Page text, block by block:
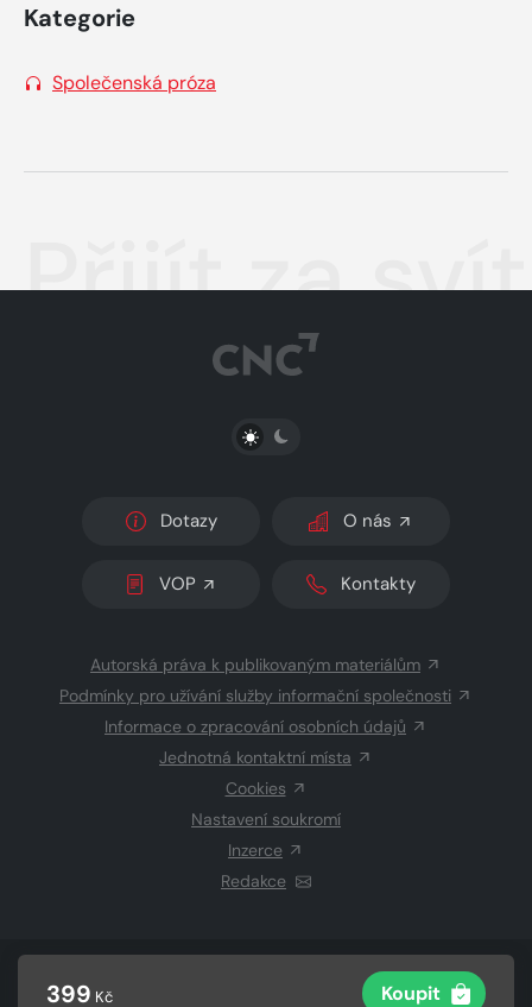
399 Kč Koupit
Kategorie
Společenská próza
Přijít za
PŘEPNOUT SVĚTLÝ/TMAVÝ REŽIM
Dotazy O nás
VOP Kontakty
Autorská práva k publikovaným materiálům
Podmínky pro užívání služby informační společnosti
Informace o zpracování osobních údajů
Jednotná kontaktní místa
Cookies
Nastavení soukromí
Inzerce
Redakce
CZECH NEWS CENTER a.s.a dodavatelé